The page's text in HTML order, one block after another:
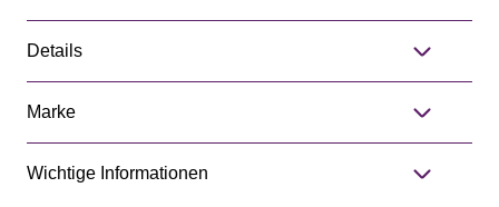
Details
Marke
Wichtige Informationen